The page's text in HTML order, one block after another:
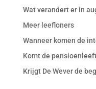
Wat verandert er in
Meer leefloners
Wanneer komen de
Komt de
Krijgt De Wever de